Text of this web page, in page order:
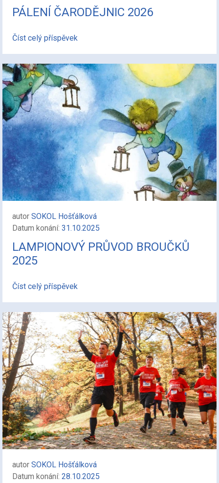
PÁLENÍ ČARODĚJNIC 2026
Číst celý příspěvek
autor SOKOL Hošťálková
Datum konání: 31.10.2025
LAMPIONOVÝ PRŮVOD BROUČKŮ
2025
Číst celý příspěvek
autor SOKOL Hošťálková
Datum konání: 28.10.2025